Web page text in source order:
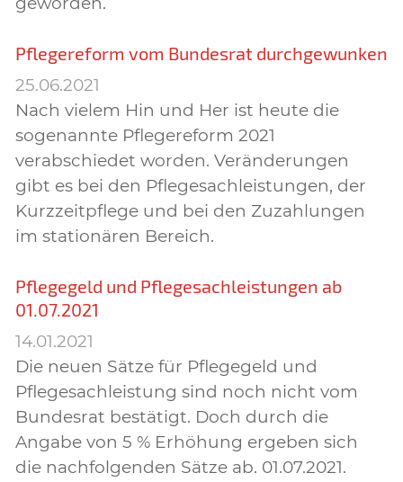
Pflegereform vom Bundesrat durchgewunken
25.06.2021
Nach vielem Hin und Her ist heute die
sogenannte Pflegereform 2021
verabschiedet worden. Veränderungen
gibt es bei den Pflegesachleistungen, der
Kurzzeitpflege und bei den Zuzahlungen
im stationären Bereich.
Pflegegeld und Pflegesachleistungen ab
01.07.2021
14.01.2021
Die neuen Sätze für Pflegegeld und
Pflegesachleistung sind noch nicht vom
Bundesrat bestätigt. Doch durch die
Angabe von 5 % Erhöhung ergeben sich
die nachfolgenden Sätze ab. 01.07.2021.